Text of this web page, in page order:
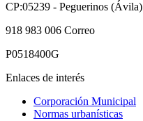
CP:05239 - Peguerinos (Ávila)
918 983 006 Correo
P0518400G
Enlaces de interés
Corporación Municipal
Normas urbanísticas